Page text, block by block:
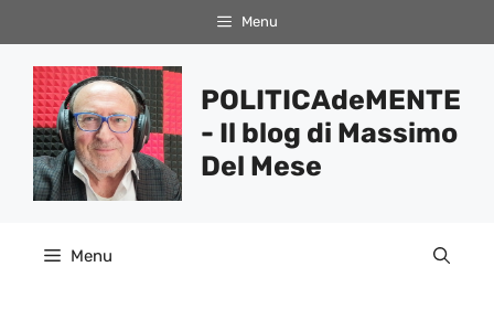
al
contenuto
Menu
POLITICAdeMENTE
- Il blog di Massimo
Del Mese
Menu